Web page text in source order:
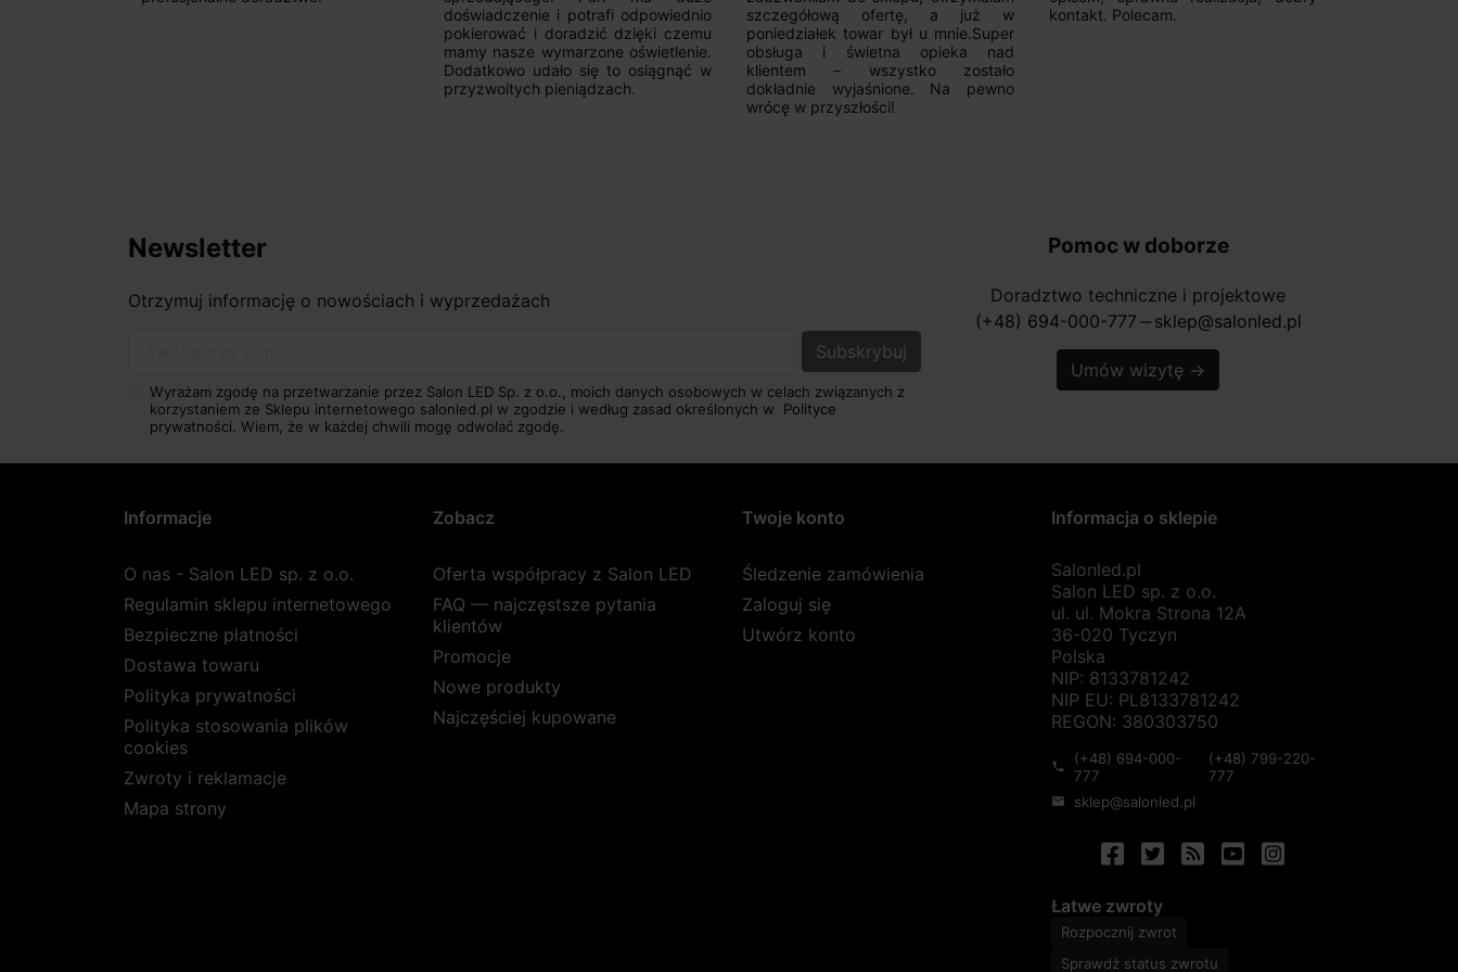
doświadczenie i potrafi odpowiednio
pokierować i doradzić dzięki czemu
mamy nasze wymarzone oświetlenie.
Dodatkowo udało się to osiągnąć w
przyzwoitych pieniądzach.
szczegółową ofertę, a już w
poniedziałek towar był u mnie.Super
obsługa i świetna opieka nad
klientem – wszystko zostało
dokładnie wyjaśnione. Na pewno
wrócę w przyszłości!
kontakt. Polecam.
Newsletter
Otrzymuj informację o nowościach i wyprzedażach
Wyrażam zgodę na przetwarzanie przez Salon LED Sp. z o.o., moich danych osobowych w celach związanych z
korzystaniem ze Sklepu internetowego salonled.pl w zgodzie i według zasad określonych w Polityce
prywatności. Wiem, że w każdej chwili mogę odwołać zgodę.
Pomoc w doborze
Doradztwo techniczne i projektowe
(+48) 694-000-777 horizontal_rule sklep@salonled.pl
Umów wizytę →
Informacje
O nas - Salon LED sp. z o.o.
Regulamin sklepu internetowego
Bezpieczne płatności
Dostawa towaru
Polityka prywatności
Polityka stosowania plików
cookies
Zwroty i reklamacje
Mapa strony
Zobacz
Oferta współpracy z Salon LED
FAQ — najczęstsze pytania
klientów
Promocje
Nowe produkty
Najczęściej kupowane
Twoje konto
Śledzenie zamówienia
Zaloguj się
Utwórz konto
Informacja o sklepie
Salonled.pl
Salon LED sp. z o.o.
ul. ul. Mokra Strona 12A
36-020 Tyczyn
Polska
NIP: 8133781242
NIP EU: PL8133781242
REGON: 380303750
phone
(+48) 694-000-
777
(+48) 799-220-
777
mail sklep@salonled.pl
Łatwe zwroty
Rozpocznij zwrot
Sprawdź status zwrotu